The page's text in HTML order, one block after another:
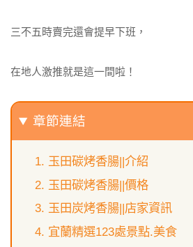
三不五時賣完還會提早下班，
在地人激推就是這一間啦！
章節連結
玉田碳烤香腸||介紹
玉田碳烤香腸||價格
玉田炭烤香腸||店家資訊
宜蘭精選123處景點.美食